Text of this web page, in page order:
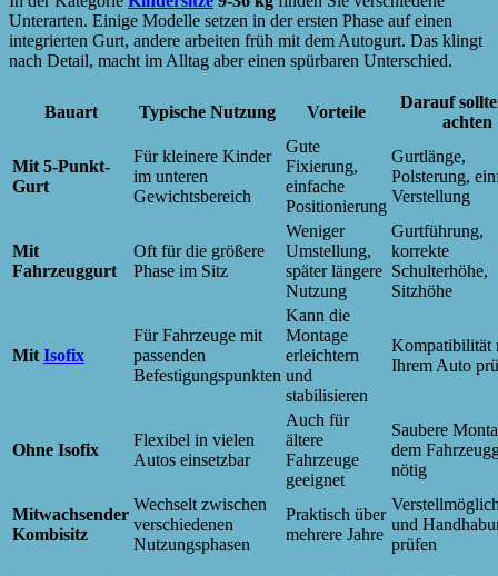
Unterarten. Einige Modelle setzen in der ersten Phase auf einen
integrierten Gurt, andere arbeiten früh mit dem Autogurt. Das klingt
nach Detail, macht im Alltag aber einen spürbaren Unterschied.
Bauart Typische Nutzung Vorteile
Darauf
achten
Mit 5-Punkt-
Gurt
Für kleinere Kinder
im unteren
Gewichtsbereich
Gute
Fixierung,
einfache
Positionierung
Gurtlänge,
Polsterung,
Verstellung
Mit
Fahrzeuggurt
Oft für die größere
Phase im Sitz
Weniger
Umstellung,
später längere
Nutzung
Gurtführung,
korrekte
Schulterhöhe,
Sitzhöhe
Mit Isofix
Für Fahrzeuge mit
passenden
Befestigungspunkten
Kann die
Montage
erleichtern
und
stabilisieren
Kompatibilität
Ihrem Auto
Ohne Isofix
Flexibel in vielen
Autos einsetzbar
Auch für
ältere
Fahrzeuge
geeignet
Saubere
dem
nötig
Mitwachsender
Kombisitz
Wechselt zwischen
verschiedenen
Nutzungsphasen
Praktisch über
mehrere Jahre
und
prüfen